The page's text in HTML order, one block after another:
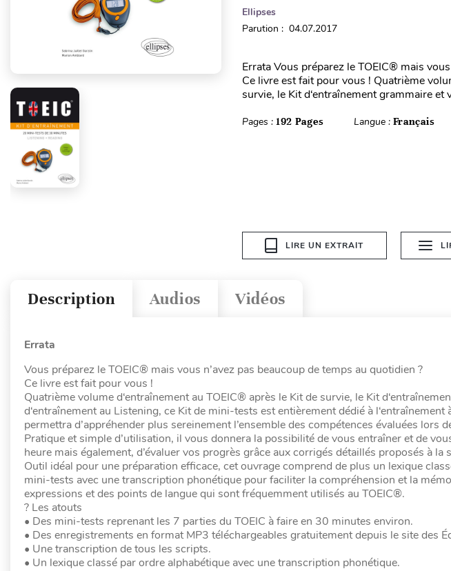
Ellipses
Parution : 04.07.2017
Errata Vous préparez le TOEIC® mais
Ce livre est fait pour vous ! Quatrième
survie, le Kit d‘entraînement grammaire et
Pages : 192 Pages Langue : Français
LIRE UN EXTRAIT
Vidéos
Audios
Description
Errata
Vous préparez le TOEIC® mais vous n’avez pas beaucoup de temps au quotidien ?
Ce livre est fait pour vous !
Quatrième volume d‘entraînement au TOEIC® après le Kit de survie, le Kit
d‘entraînement au Listening, ce Kit de mini-tests est entièrement dédié à
permettra d’appréhender plus sereinement l’ensemble des compétences évaluées lors
Pratique et simple d’utilisation, il vous donnera la possibilité de vous entraîner et de
heure mais également, d’évaluer vos progrès grâce aux corrigés détaillés proposés à la
Outil idéal pour une préparation efficace, cet ouvrage comprend de plus un lexique
mini-tests avec une transcription phonétique pour faciliter la compréhension et la
expressions et des points de langue qui sont fréquemment utilisés au TOEIC®.
? Les atouts
• Des mini-tests reprenant les 7 parties du TOEIC à faire en 30 minutes environ.
• Des enregistrements en format MP3 téléchargeables gratuitement depuis le site des
• Une transcription de tous les scripts.
• Un lexique classé par ordre alphabétique avec une transcription phonétique.